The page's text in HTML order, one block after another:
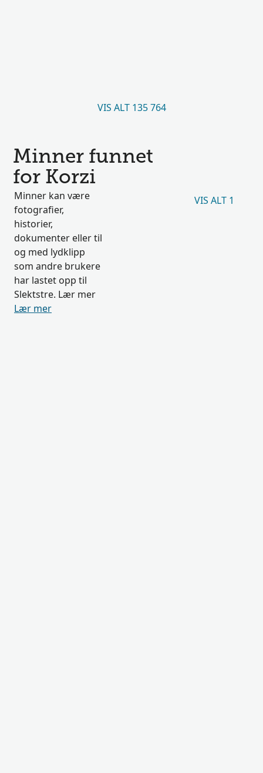
VIS ALT 135 764
Minner funnet
for Korzi
Minner kan være
fotografier,
historier,
dokumenter eller til
og med lydklipp
som andre brukere
har lastet opp til
Slektstre. Lær mer
Lær mer
VIS ALT 1